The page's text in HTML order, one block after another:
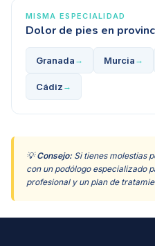
MISMA ESPECIALIDAD
Dolor de pies en
Granada → Murcia →
Cádiz →
💡Consejo:Si tienes molestias
con un podólogo especializado
profesional y un plan de